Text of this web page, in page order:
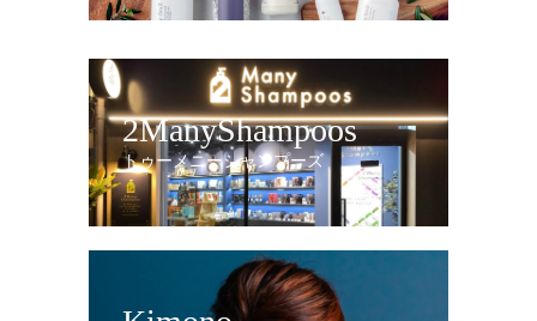
2ManyShampoos
トゥーメニーシャンプーズ